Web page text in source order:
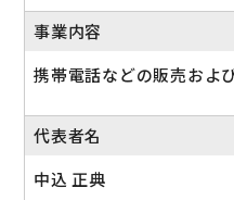
事業内容
携帯電話などの販売およ
代表者名
中込 正典